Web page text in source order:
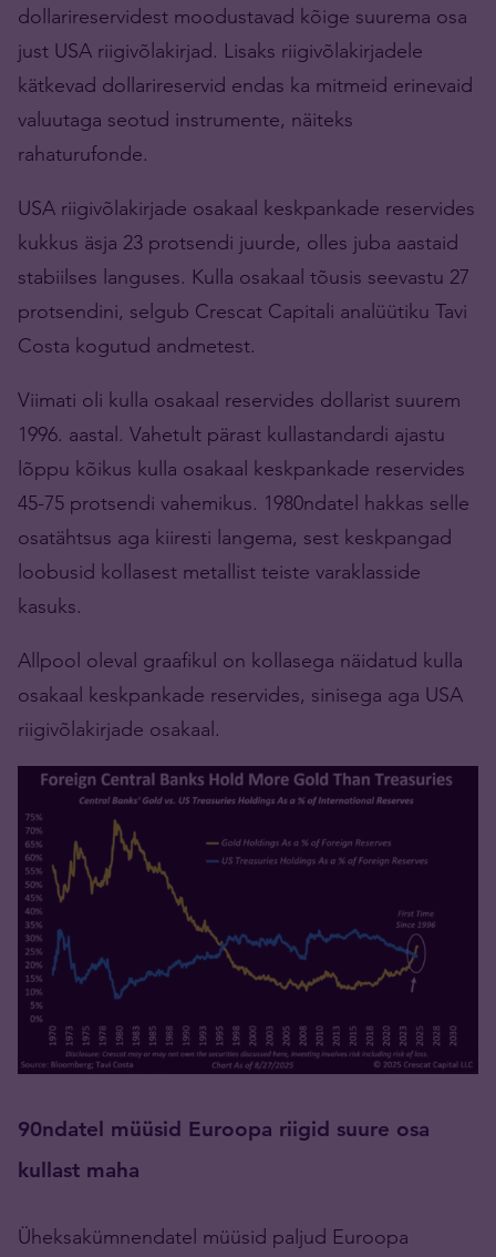
dollarireservidest moodustavad kõige suurema osa
just USA riigivõlakirjad. Lisaks riigivõlakirjadele
kätkevad dollarireservid endas ka mitmeid erinevaid
valuutaga seotud instrumente, näiteks
rahaturufonde.
USA riigivõlakirjade osakaal keskpankade reservides
kukkus äsja 23 protsendi juurde, olles juba aastaid
stabiilses languses. Kulla osakaal tõusis seevastu 27
protsendini, selgub Crescat Capitali analüütiku Tavi
Costa kogutud andmetest.
Viimati oli kulla osakaal reservides dollarist suurem
1996. aastal. Vahetult pärast kullastandardi ajastu
lõppu kõikus kulla osakaal keskpankade reservides
45-75 protsendi vahemikus. 1980ndatel hakkas selle
osatähtsus aga kiiresti langema, sest keskpangad
loobusid kollasest metallist teiste varaklasside
kasuks.
Allpool oleval graafikul on kollasega näidatud kulla
osakaal keskpankade reservides, sinisega aga USA
riigivõlakirjade osakaal.
90ndatel müüsid Euroopa riigid suure osa
kullast maha
Üheksakümnendatel müüsid paljud Euroopa